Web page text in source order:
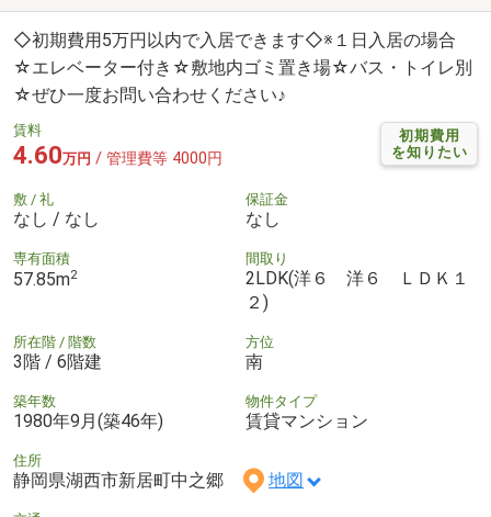
◇初期費用5万円以内で入居できます◇※１日入居の場合
☆エレベーター付き☆敷地内ゴミ置き場☆バス・トイレ別
☆ぜひ一度お問い合わせください♪
初期費用
を知りたい
賃料
4.60万円 / 管理費等 4000円
敷 / 礼
なし / なし
保証金
なし
専有面積
57.85m2
間取り
2LDK(洋６ 洋６ ＬＤＫ１
２)
所在階 / 階数
3階 / 6階建
方位
南
築年数
1980年9月(築46年)
物件タイプ
賃貸マンション
住所
静岡県湖西市新居町中之郷 地図